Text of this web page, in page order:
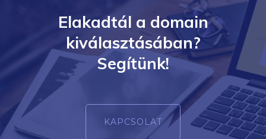
Elakadtál a domain
kiválasztásában?
Segítünk!
KAPCSOLAT